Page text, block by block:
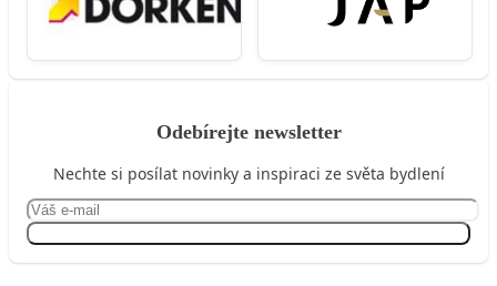
Odebírejte newsletter
Nechte si posílat novinky a inspiraci ze světa bydlení